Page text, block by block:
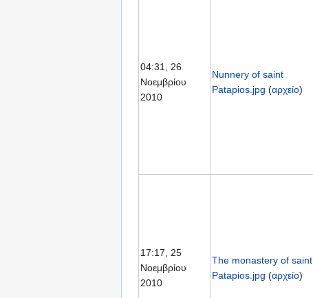
04:31, 26
Νοεμβρίου
2010
Nunnery of saint
Patapios.jpg (αρχείο)
17:17, 25
Νοεμβρίου
2010
The monastery of saint
Patapios.jpg (αρχείο)